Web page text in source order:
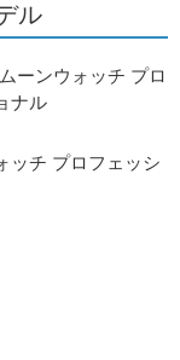
ル
ッチ プロフェッシ